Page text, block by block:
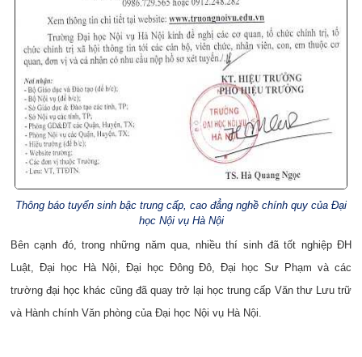
Thông báo tuyển sinh bậc trung cấp, cao đẳng nghề chính quy của Đại
học Nội vụ Hà Nội
Bên cạnh đó, trong những năm qua, nhiều thí sinh đã tốt nghiệp ĐH
Luật, Đại học Hà Nội, Đại học Đông Đô, Đại học Sư Phạm và các
trường đại học khác cũng đã quay trở lại học trung cấp Văn thư Lưu trữ
và Hành chính Văn phòng của Đại học Nội vụ Hà Nội.